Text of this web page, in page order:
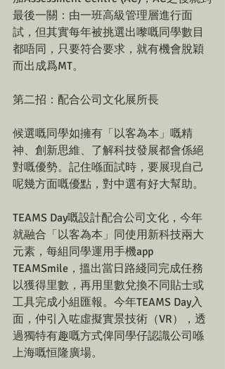
最後一關：由一班高級管理層進行面
試，但其實每年被挑選出嚟嘅同學數目
都唔同，只要符合要求，就有機會脫穎
而出成爲MT。
第二招：配合公司文化展所長
候選嘅同學如擁有「以客為本」嘅精
神、創新思維、了解科技發展都會係絕
對嘅優勢。記住喺面試時，要展現自己
呢幾方面嘅優點，對中選有好大幫助。
TEAMS Day嘅設計配合公司文化，今年
就融合「以客為本」同使用新科技兩大
元素，每組同學運用手機app
TEAMSmile，搵出當日路綫同完成任務
以獲得里數，再用里數兌換不同貼士或
工具完成小組匯報。今年TEAMS Day入
面，仲引入咗虛擬實景技術（VR），透
過獨特有趣嘅方式俾同學仔認識公司喺
上海嘅恒隆廣場。